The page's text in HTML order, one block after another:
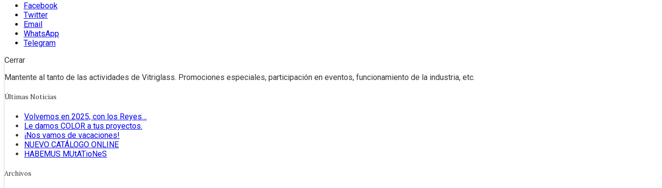
Facebook
Twitter
Email
WhatsApp
Telegram
Cerrar
Mantente al tanto de las actividades de Vitriglass. Promociones especiales, participación en eventos, funcionamiento de la industria, etc.
Últimas Noticias
Volvemos en 2025, con los Reyes…
Le damos COLOR a tus proyectos.
¡Nos vamos de vacaciones!
NUEVO CATÁLOGO ONLINE
HABEMUS MUtATioNeS
Archivos